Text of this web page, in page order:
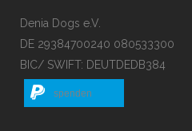
Denia Dogs e.V.
DE 29384700240 080533300
BIC/ SWIFT: DEUTDEDB384
spenden